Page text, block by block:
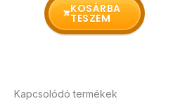
KOSÁRBA
TESZEM
Kapcsolódó termékek